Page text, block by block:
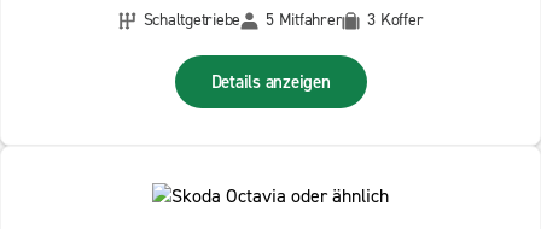
Schaltgetriebe
5 Mitfahrer 3 Koffer
Details anzeigen